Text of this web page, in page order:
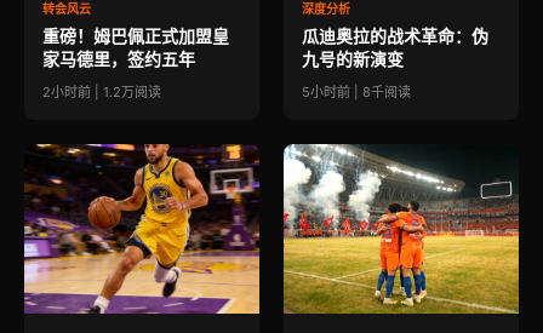
转会风云
重磅！姆巴佩正式加盟皇
家马德里，签约五年
2小时前 | 1.2万阅读
深度分析
瓜迪奥拉的战术革命：伪
九号的新演变
5小时前 | 8千阅读